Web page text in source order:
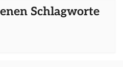
Schlagworte